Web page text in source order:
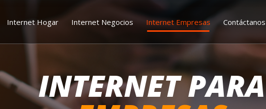
Internet Hogar Internet Negocios Internet Empresas Contáctanos
INTERNET PARA